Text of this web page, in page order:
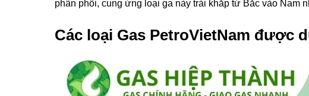
phân phối, cung ứng loại ga này trải khắp từ Bắc vào Nam
Các loại Gas PetroVietNam được